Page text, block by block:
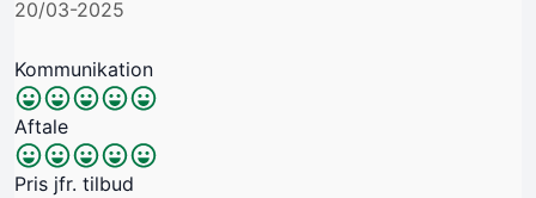
20/03-2025
Kommunikation
Aftale
Pris jfr. tilbud